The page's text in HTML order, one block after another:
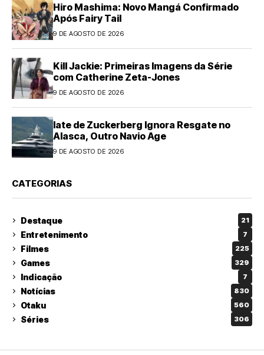
Hiro Mashima: Novo Mangá Confirmado
Após Fairy Tail
9 DE AGOSTO DE 2026
Kill Jackie: Primeiras Imagens da Série
com Catherine Zeta-Jones
9 DE AGOSTO DE 2026
Iate de Zuckerberg Ignora Resgate no
Alasca, Outro Navio Age
9 DE AGOSTO DE 2026
CATEGORIAS
Destaque 21
Entretenimento 7
Filmes 225
Games 329
Indicação 7
Notícias 830
Otaku 560
Séries 306